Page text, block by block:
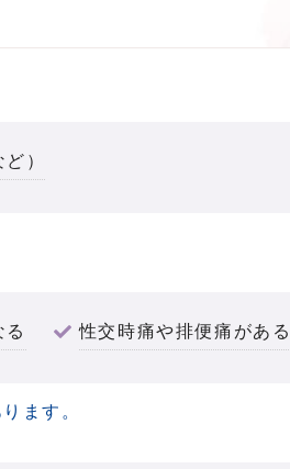
）
性交時痛や排便痛があ
ます。